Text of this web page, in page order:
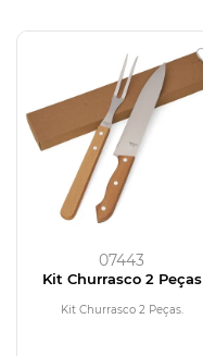
07443
Kit Churrasco 2 Peças
Kit Churrasco 2 Peças.